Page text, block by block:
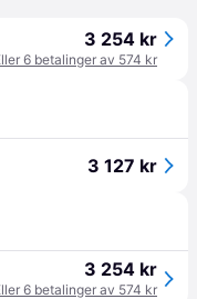
3 254 kr
6 betalinger av 574 kr
3 127 kr
3 254 kr
6 betalinger av 574 kr